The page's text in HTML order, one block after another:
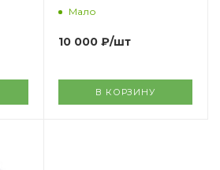
Мало
10 000 ₽/шт
В КОРЗИНУ